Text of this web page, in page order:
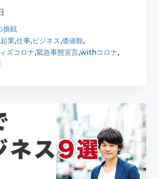
挑戦
,起業,仕事,ビジネス,価値観,
ズコロナ,緊急事態宣言,withコロナ,